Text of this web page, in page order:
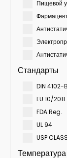
Пищевой
Стандарты
DIN 4102-
EU 10/2011
FDA Reg.
UL 94
USP
Температура